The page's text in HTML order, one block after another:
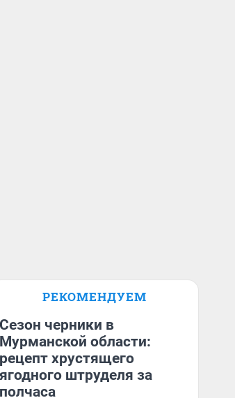
РЕКОМЕНДУЕМ
Сезон черники в
Мурманской области:
рецепт хрустящего
ягодного штруделя за
полчаса